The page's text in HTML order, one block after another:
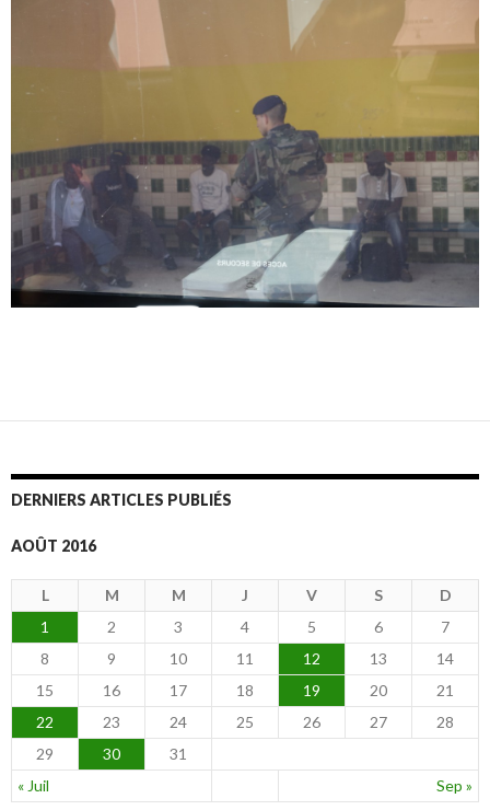
DERNIERS ARTICLES PUBLIÉS
AOÛT 2016
L M M J V S D
« Juil Sep »
1 2 3 4 5 6
7
8
9 10 11 12 13
14
15
16 17 18 19 20
21
22
23 24 25 26 27
28
29
30 31